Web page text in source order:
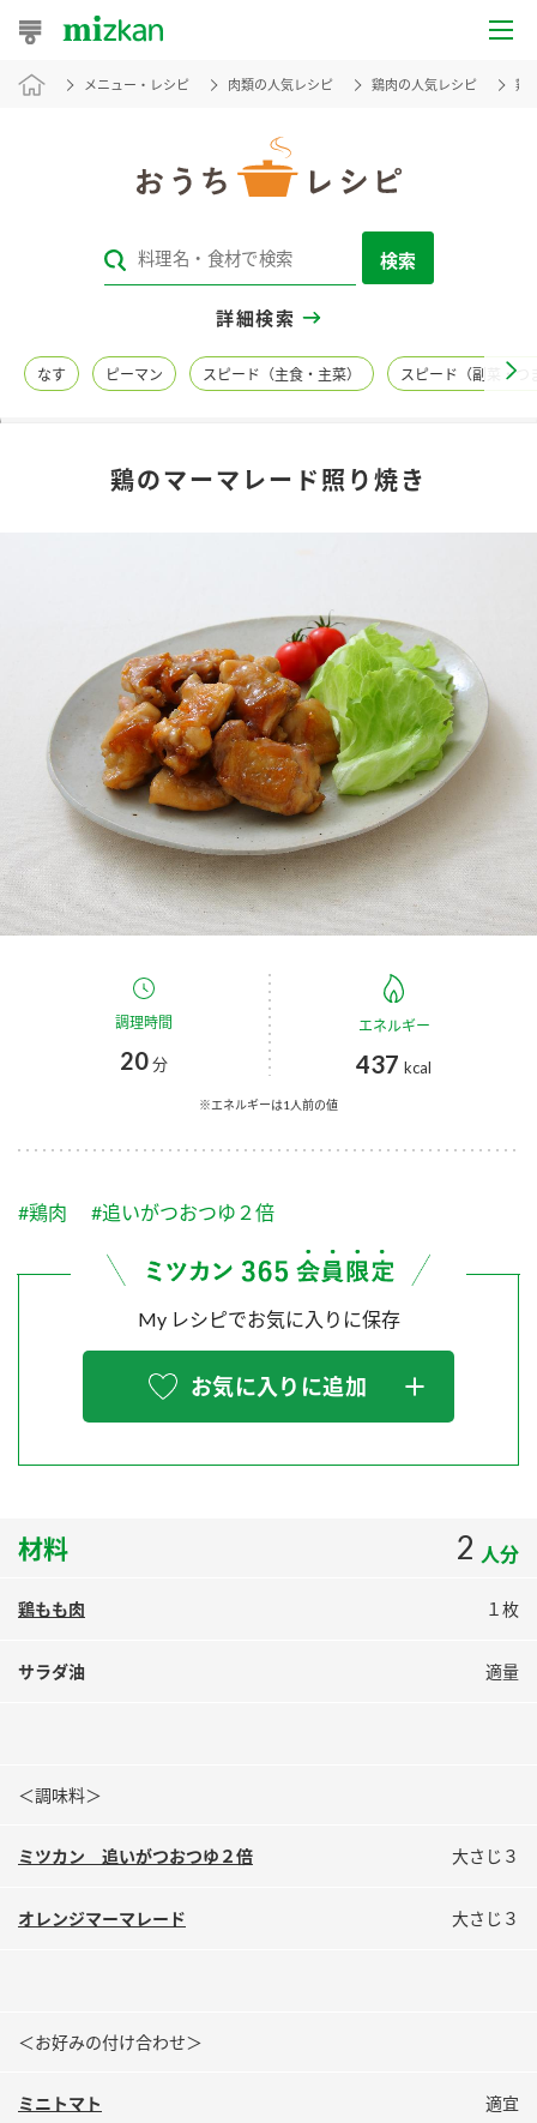
おうちレシピ
レシピカテゴリ一覧
レシピ名特集
商品情報
調味酢
お酢ドリンク ぽん酢
みりん風・料理酒 鍋用調味料
つゆ たれ
スープ 中華
ふりかけ
炊き込みご飯の素 米飯用調味液
キャンペーン情報
ブランド・スペシャルサイト
ブランド・スペシャルサイト トップ
商品ブランドサイト
Fibee（ファイビー）
くらしプラ酢
お酢ドリンク
つゆ
PIN印
スペシャルサイト
お酢を知ろう！
ぽん酢サワー
ミツカンのCM
企業情報
国内事業概要
企業理念
ミツカンの歴史
ミツカンを知る
環境への取り組み
ZENB initiative
MIM（ミツカンミュージアム）
各部門が大切にしていること
販売終了製品のご案内
よくあるご質問
地図から取り扱い店舗を探す
検索
業務用サイト ミツカングループについて 製造所固有記号一覧
メニュー・レシピ 肉類の人気レシピ 鶏肉の人気レシピ 鶏
検索
詳細検索
なす ピーマン スピード（主食・主菜） スピード（副菜・つ
鶏のマーマレード照り焼き
調理時間
20分
エネルギー
437 kcal
※エネルギーは1人前の値
#鶏肉 #追いがつおつゆ２倍
My レシピでお気に入りに保存
お気に入りに追加
材料 2 人分
鶏もも肉 １枚
サラダ油 適量
＜調味料＞
ミツカン 追いがつおつゆ２倍 大さじ３
オレンジマーマレード 大さじ３
＜お好みの付け合わせ＞
ミニトマト 適宜